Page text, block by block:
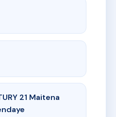
21 Maitena